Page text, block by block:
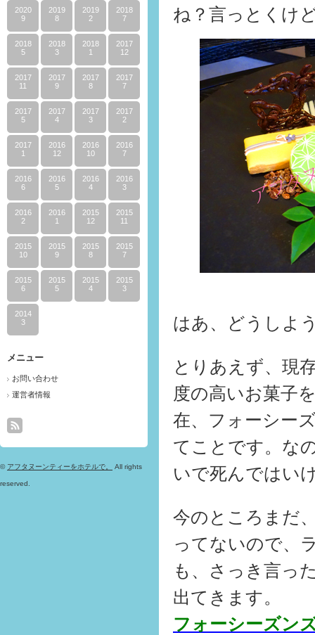
2020
9
2019
8
2019
2
2018
7
2018
5
2018
3
2018
1
2017
12
2017
11
2017
9
2017
8
2017
7
2017
5
2017
4
2017
3
2017
2
2017
1
2016
12
2016
10
2016
7
2016
6
2016
5
2016
4
2016
3
2016
2
2016
1
2015
12
2015
11
2015
10
2015
9
2015
8
2015
7
2015
6
2015
5
2015
4
2015
3
2014
3
メニュー
お問い合わせ
運営者情報
© アフタヌーンティーをホテルで。 All rights
reserved.
ね？言っとくけ
はあ、どうしよ
とりあえず、現
度の高いお菓子
在、フォーシー
てことです。な
いで死んではい
今のところまだ
ってないので、
も、さっき言っ
出てきます。
フォーシーズン